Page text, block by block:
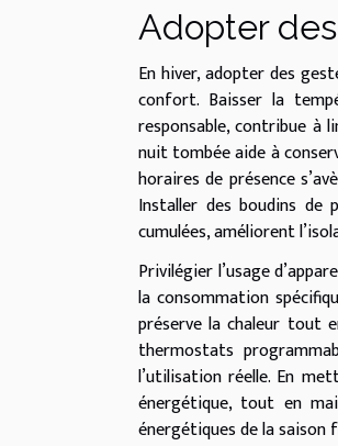
Adopter
En hiver, adopter des
confort. Baisser la
responsable, contribue à
nuit tombée aide à
horaires de présence
Installer des boudins
cumulées, améliorent
Privilégier l’usage
la consommation
préserve la chaleur tout
thermostats
l’utilisation réelle. En
énergétique, tout en
énergétiques de la saison